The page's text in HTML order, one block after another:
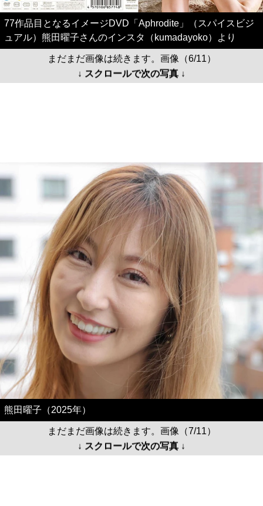
77作品目となるイメージDVD「Aphrodite」（スパイスビジ
ュアル）熊田曜子さんのインスタ（kumadayoko）より
まだまだ画像は続きます。画像（6/11）
↓ スクロールで次の写真 ↓
熊田曜子（2025年）
まだまだ画像は続きます。画像（7/11）
↓ スクロールで次の写真 ↓